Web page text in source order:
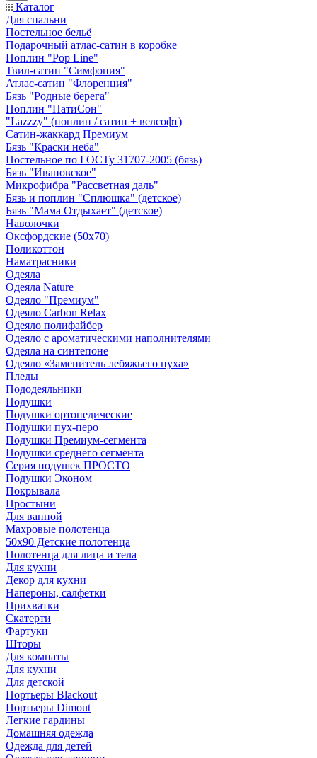
Каталог
Для спальни
Постельное бельё
Подарочный атлас-сатин в коробке
Поплин "Pop Line"
Твил-сатин "Симфония"
Атлас-сатин "Флоренция"
Бязь "Родные берега"
Поплин "ПатиСон"
"Lazzzy" (поплин / сатин + велсофт)
Сатин-жаккард Премиум
Бязь "Краски неба"
Постельное по ГОСТу 31707-2005 (бязь)
Бязь "Ивановское"
Микрофибра "Рассветная даль"
Бязь и поплин "Сплюшка" (детское)
Бязь "Мама Отдыхает" (детское)
Наволочки
Оксфордские (50х70)
Поликоттон
Наматрасники
Одеяла
Одеяла Nature
Одеяло "Премиум"
Одеяло Carbon Relax
Одеяло полифайбер
Одеяло с ароматическими наполнителями
Одеяла на синтепоне
Одеяло «Заменитель лебяжьего пуха»
Пледы
Пододеяльники
Подушки
Подушки ортопедические
Подушки пух-перо
Подушки Премиум-сегмента
Подушки среднего сегмента
Серия подушек ПРОСТО
Подушки Эконом
Покрывала
Простыни
Для ванной
Махровые полотенца
50х90 Детские полотенца
Полотенца для лица и тела
Для кухни
Декор для кухни
Напероны, салфетки
Прихватки
Скатерти
Фартуки
Шторы
Для комнаты
Для кухни
Для детской
Портьеры Blackout
Портьеры Dimout
Легкие гардины
Домашняя одежда
Одежда для детей